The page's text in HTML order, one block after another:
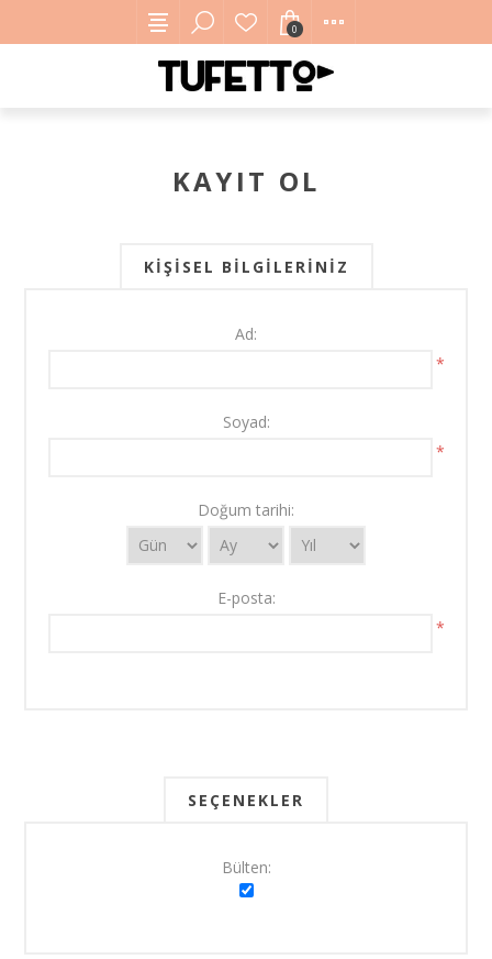
0
KAYIT OL
KIŞISEL BILGILERINIZ
Ad:
*
Soyad:
*
Doğum tarihi:
E-posta:
*
SEÇENEKLER
Bülten: